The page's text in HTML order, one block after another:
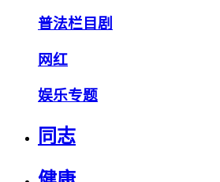
普法栏目剧
网红
娱乐专题
同志